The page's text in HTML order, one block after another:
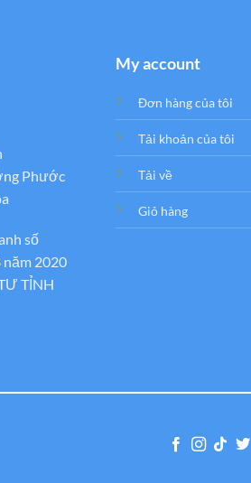
Phước
số
năm 2020
TỈNH
My account
Đơn hàng của tôi
Tải khoản của tôi
Tải về
Giỏ hàng